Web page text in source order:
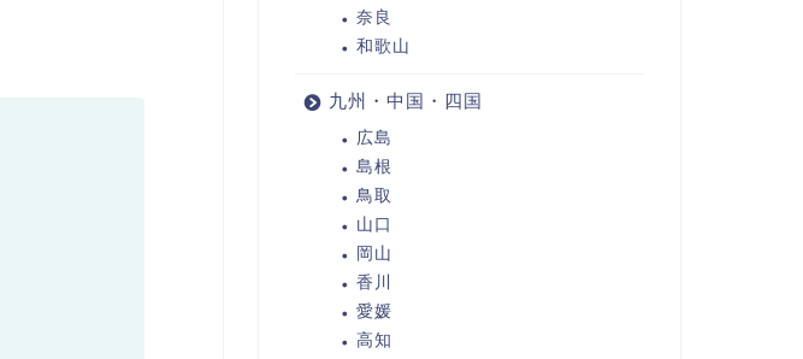
奈良
和歌山
九州・中国・四国
広島
島根
鳥取
山口
岡山
香川
愛媛
高知